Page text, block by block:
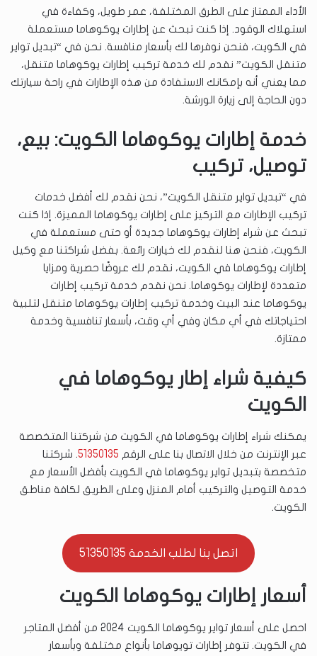
الأداء الممتاز على الطرق المختلفة، عمر طويل، وكفاءة في
استهلاك الوقود. إذا كنت تبحث عن إطارات يوكوهاما مستعملة
في الكويت، فنحن نوفرها لك بأسعار منافسة. نحن في “تبديل تواير
متنقل الكويت” نقدم لك خدمة تركيب إطارات يوكوهاما متنقل،
مما يعني أنه بإمكانك الاستفادة من هذه الإطارات في راحة سيارتك
دون الحاجة إلى زيارة الورشة.
خدمة إطارات يوكوهاما الكويت: بيع،
توصيل، تركيب
في “تبديل تواير متنقل الكويت”، نحن نقدم لك أفضل خدمات
تركيب الإطارات مع التركيز على إطارات يوكوهاما المميزة. إذا كنت
تبحث عن شراء إطارات يوكوهاما جديدة أو حتى مستعملة في
الكويت، فنحن هنا لنقدم لك خيارات رائعة. بفضل شراكتنا مع وكيل
إطارات يوكوهاما في الكويت، نقدم لك عروضًا حصرية ومزايا
متعددة لإطارات يوكوهاما. نحن نقدم خدمة تركيب إطارات
يوكوهاما عند البيت وخدمة تركيب إطارات يوكوهاما متنقل لتلبية
احتياجاتك في أي مكان وفي أي وقت، بأسعار تنافسية وخدمة
ممتازة.
كيفية شراء إطار يوكوهاما في
الكويت
يمكنك شراء إطارات يوكوهاما في الكويت من شركتنا المتخصصة
عبر الإنترنت من خلال الاتصال بنا على الرقم 51350135. شركتنا
متخصصة بتبديل تواير يوكوهاما في الكويت بأفضل الأسعار مع
خدمة التوصيل والتركيب أمام المنزل وعلى الطريق لكافة مناطق
الكويت.
اتصل بنا لطلب الخدمة 51350135
أسعار إطارات يوكوهاما الكويت
احصل على أسعار تواير يوكوهاما الكويت 2024 من أفضل المتاجر
في الكويت. تتوفر إطارات تويوهاما بأنواع مختلفة وبأسعار